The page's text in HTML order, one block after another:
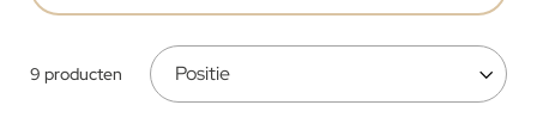
9 producten